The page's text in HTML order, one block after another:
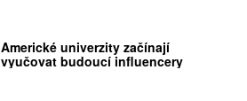
Americké univerzity začínají
vyučovat budoucí influencery